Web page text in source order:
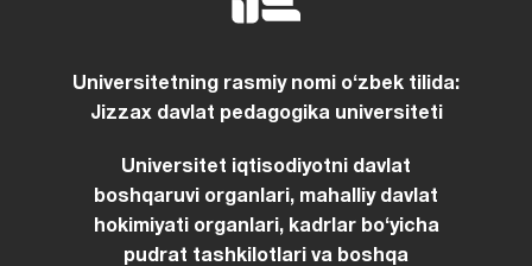
Universitetning rasmiy nomi oʻzbek tilida:
Jizzax davlat pedagogika universiteti
Universitet iqtisodiyotni davlat
boshqaruvi organlari, mahalliy davlat
hokimiyati organlari, kadrlar boʻyicha
pudrat tashkilotlari va boshqa